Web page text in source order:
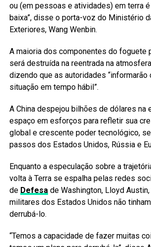
ou (em pessoas e atividades) em terra
baixa”, disse o porta-voz do Ministério
Exteriores, Wang Wenbin.
A maioria dos componentes do foguete
será destruída na reentrada na
dizendo que as autoridades
situação em tempo hábil”.
A China despejou bilhões de dólares na
espaço em esforços para refletir sua
global e crescente poder tecnológico,
passos dos Estados Unidos, Rússia e
Enquanto a especulação sobre a
volta à Terra se espalha pelas redes
de Defesade Washington, Lloyd
militares dos Estados Unidos não
derrubá-lo.
“Temos a capacidade de fazer muitas